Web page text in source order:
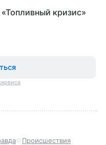
кризис»
Происшествия